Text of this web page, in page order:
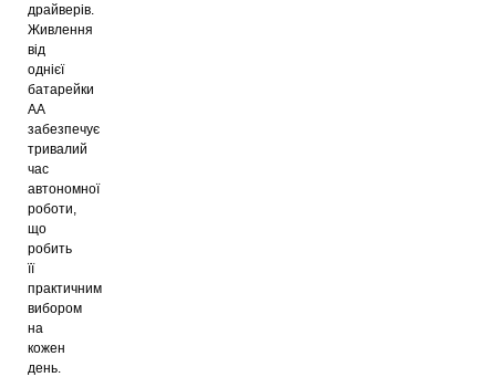
драйверів.
Живлення
від
однієї
батарейки
AA
забезпечує
тривалий
час
автономної
роботи,
що
робить
її
практичним
вибором
на
кожен
день.